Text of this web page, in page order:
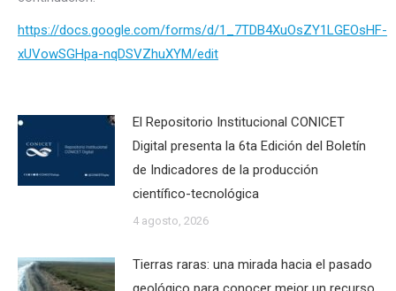
https://docs.google.com/forms/d/1_7TDB4XuOsZY1LGEOsHF-
xUVowSGHpa-nqDSVZhuXYM/edit
El Repositorio Institucional CONICET
Digital presenta la 6ta Edición del Boletín
de Indicadores de la producción
científico-tecnológica
4 agosto, 2026
Tierras raras: una mirada hacia el pasado